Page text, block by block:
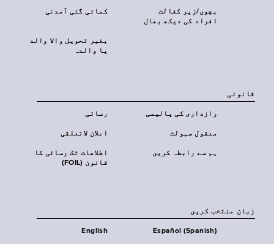
کمائی گئی آمدنی
بچوں/زیر کفالت
افراد کی دیکھ بھال
بغیر تحویل والا والد
یا والدہ
قانونی
رسائی رازداری کی پالیسی
اعلان لاتعلقی معقول سہولت
اطلاعات تک رسائی کا
قانون (FOIL)
ہم سے رابطہ کریں
زبان منتخب کریں
English Español (Spanish)